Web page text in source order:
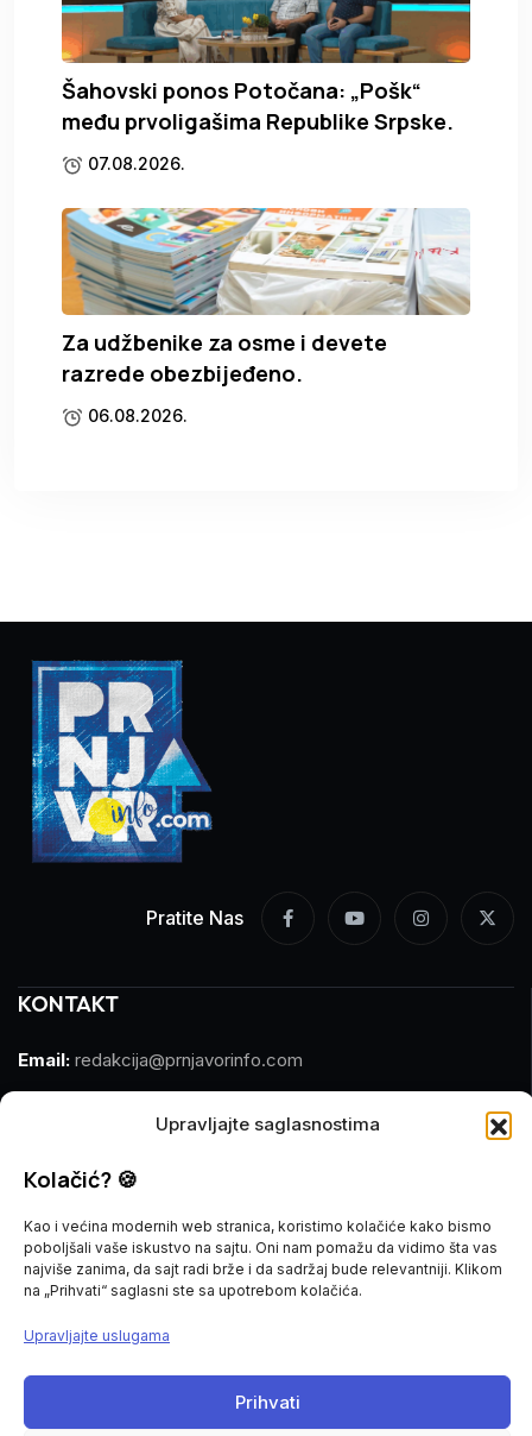
Upravljajte saglasnostima
Kolačić? 🍪
Kao i većina modernih web stranica, koristimo kolačiće kako bismo
poboljšali vaše iskustvo na sajtu. Oni nam pomažu da vidimo šta vas
najviše zanima, da sajt radi brže i da sadržaj bude relevantniji. Klikom
na „Prihvati“ saglasni ste sa upotrebom kolačića.
Upravljajte uslugama
Prihvati
Šahovski ponos Potočana: „Pošk“
među prvoligašima Republike Srpske.
07.08.2026.
Za udžbenike za osme i devete
razrede obezbijeđeno.
06.08.2026.
Pratite Nas
KONTAKT
Email: redakcija@prnjavorinfo.com
MARKETING
Email: marketing@prnjavorinfo.com
Telefon:(+387)065 955 355
POŠALJI VIJEST
Imate vijest za nas? Javite nam se na
redakcija@prnjavorinfo.com